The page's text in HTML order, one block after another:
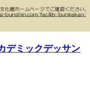
デミックデッサン